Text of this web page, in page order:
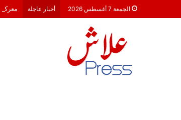
الجمعة 7 أغسطس 2026 أخبار عاجلة معركة 23 شتنبر 2026: هل أصبحت الأحزاب السياسية مجرد محطات لـ “الترحال الانتخابي”؟